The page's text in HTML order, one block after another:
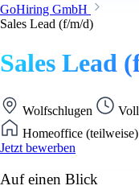
GoHiring GmbH
Sales Lead (f/m/d)
Sales Lead
Wolfschlugen
Homeoffice (teilweise)
Jetzt bewerben
Auf einen Blick